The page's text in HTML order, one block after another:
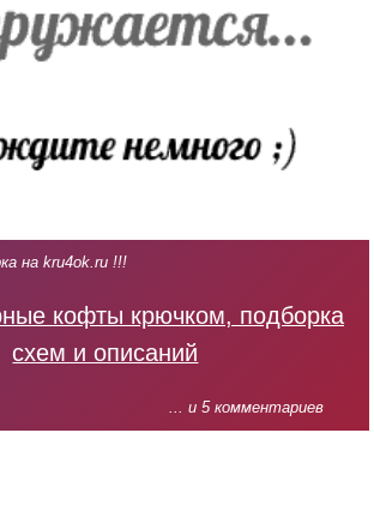
на kru4ok.ru !!!
кофты крючком, подборка
схем и описаний
... и 5 комментариев